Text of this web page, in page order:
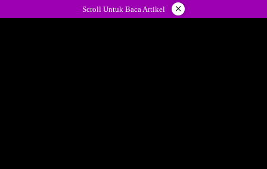
ke
Scroll Untuk Baca Artikel ×